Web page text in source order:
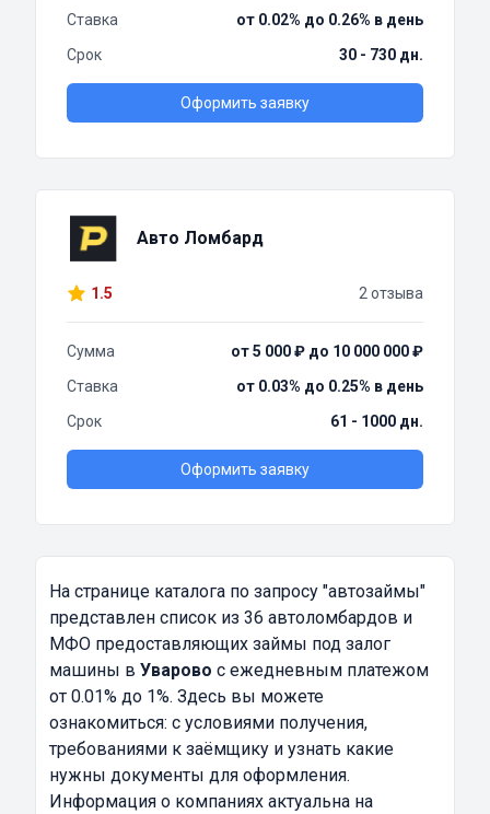
Ставка
от 0.02% до 0.26% в день
Срок
30 - 730 дн.
Оформить заявку
Авто Ломбард
1.5 2 отзыва
Сумма
от 5 000 ₽ до 10 000 000 ₽
Ставка
от 0.03% до 0.25% в день
Срок
61 - 1000 дн.
Оформить заявку
На странице каталога по запросу "автозаймы"
представлен список из 36 автоломбардов и
МФО предоставляющих займы под залог
машины в Уварово с ежедневным платежом
от 0.01% до 1%. Здесь вы можете
ознакомиться: с условиями получения,
требованиями к заёмщику и узнать какие
нужны документы для оформления.
Информация о компаниях актуальна на